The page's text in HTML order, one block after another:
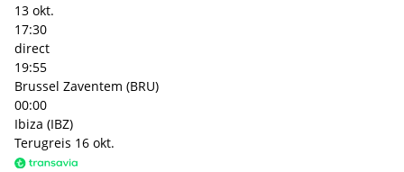
13 okt.
17:30
direct
19:55
Brussel Zaventem (BRU)
00:00
Ibiza (IBZ)
Terugreis 16 okt.